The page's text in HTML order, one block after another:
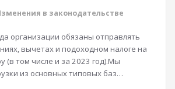
в законодательстве
организации обязаны отправлять
вычетах и подоходном налоге на
(в том числе и за 2023 год).Мы
из основных типовых баз…